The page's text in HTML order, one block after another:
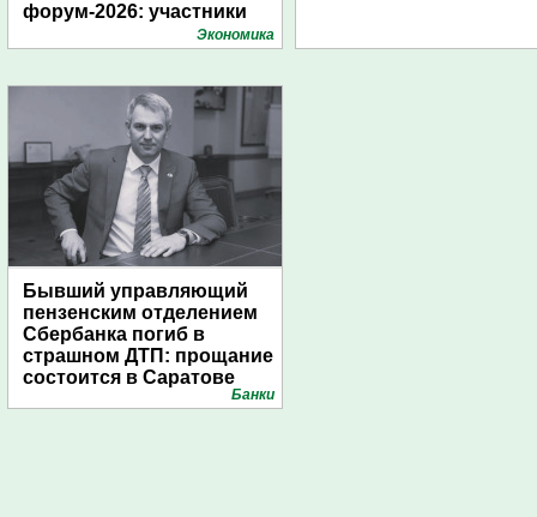
форум-2026: участники
подготовили креативные
Экономика
Бывший управляющий
пензенским отделением
Сбербанка погиб в
страшном ДТП: прощание
состоится в Саратове
Банки